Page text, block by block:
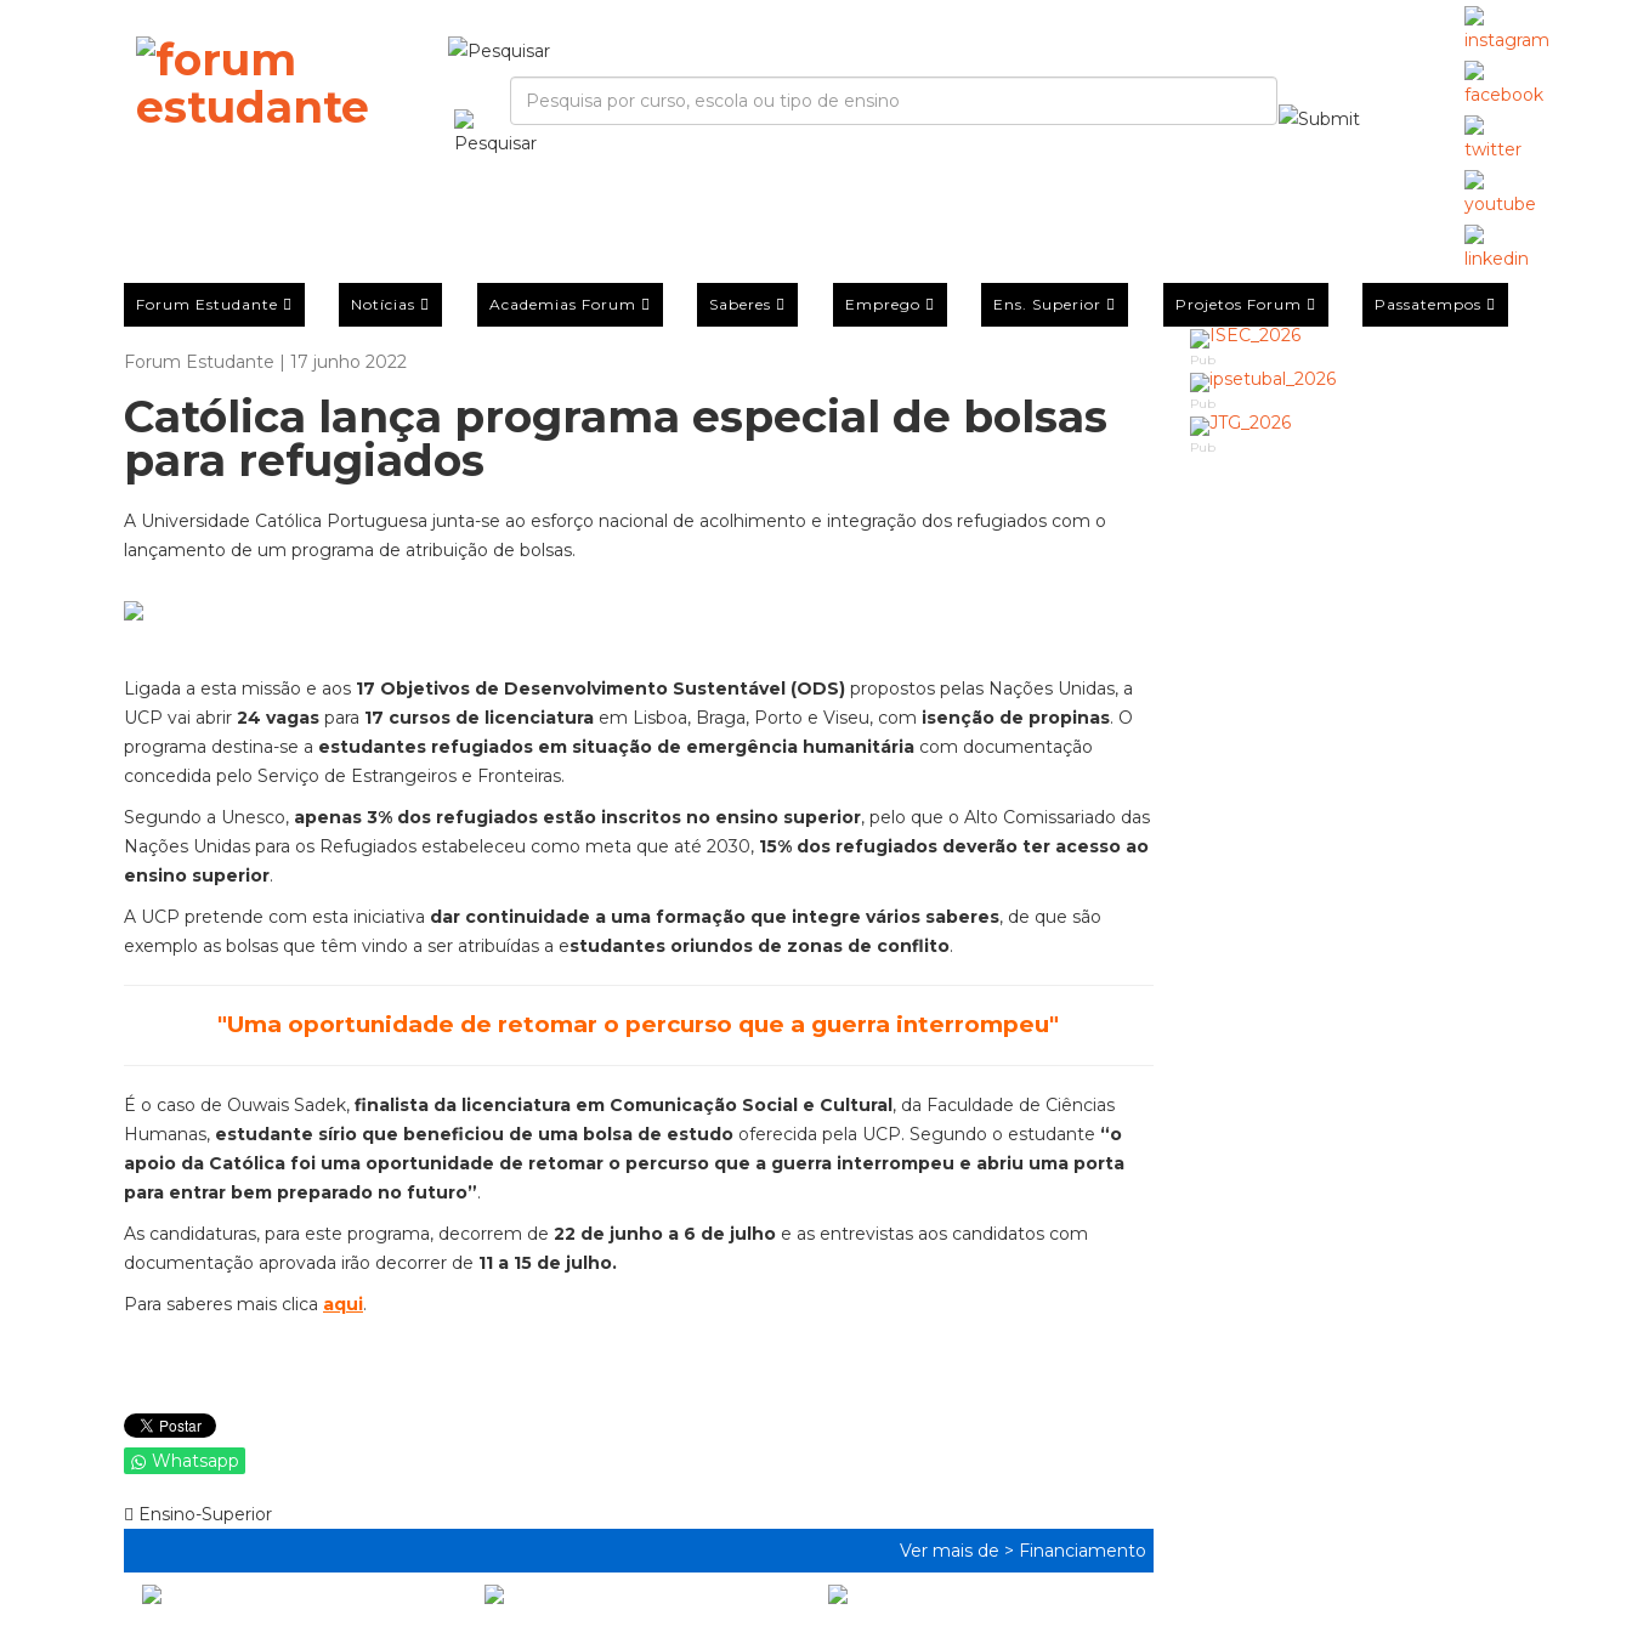
Forum Estudante Notícias Academias Forum Saberes Emprego Ens. Superior Projetos Forum Passatempos
Forum Estudante | 17 junho 2022
Católica lança programa especial de bolsas
para refugiados
A Universidade Católica Portuguesa junta-se ao esforço nacional de acolhimento e integração dos refugiados com o
lançamento de um programa de atribuição de bolsas.
Ligada a esta missão e aos 17 Objetivos de Desenvolvimento Sustentável (ODS) propostos pelas Nações Unidas, a
UCP vai abrir 24 vagas para 17 cursos de licenciatura em Lisboa, Braga, Porto e Viseu, com isenção de propinas. O
programa destina-se a estudantes refugiados em situação de emergência humanitária com documentação
concedida pelo Serviço de Estrangeiros e Fronteiras.
Segundo a Unesco, apenas 3% dos refugiados estão inscritos no ensino superior, pelo que o Alto Comissariado das
Nações Unidas para os Refugiados estabeleceu como meta que até 2030, 15% dos refugiados deverão ter acesso ao
ensino superior.
A UCP pretende com esta iniciativa dar continuidade a uma formação que integre vários saberes, de que são
exemplo as bolsas que têm vindo a ser atribuídas a estudantes oriundos de zonas de conflito.
"Uma oportunidade de retomar o percurso que a guerra interrompeu"
É o caso de Ouwais Sadek, finalista da licenciatura em Comunicação Social e Cultural, da Faculdade de Ciências
Humanas, estudante sírio que beneficiou de uma bolsa de estudo oferecida pela UCP. Segundo o estudante “o
apoio da Católica foi uma oportunidade de retomar o percurso que a guerra interrompeu e abriu uma porta
para entrar bem preparado no futuro”.
As candidaturas, para este programa, decorrem de 22 de junho a 6 de julho e as entrevistas aos candidatos com
documentação aprovada irão decorrer de 11 a 15 de julho.
Para saberes mais clica aqui.
Whatsapp
Ensino-Superior
Ver mais de > Financiamento
Pub
Pub
Pub